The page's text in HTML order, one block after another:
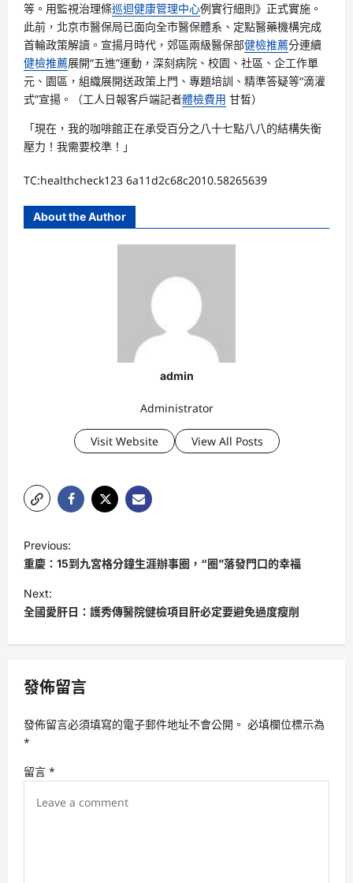
等。用監視治理條巡迴健康管理中心例實行細則》正式實施。
此前，北京市醫保局已面向全市醫保體系、定點醫藥機構完成
首輪政策解讀。宣揚月時代，郊區兩級醫保部健檢推薦分連續
健檢推薦展開“五進”運動，深刻病院、校園、社區、企工作單
元、園區，組織展開送政策上門、專題培訓、精準答疑等“滴灌
式”宣揚。（工人日報客戶端記者體檢費用 甘皙）
「現在，我的咖啡館正在承受百分之八十七點八八的結構失衡
壓力！我需要校準！」
TC:healthcheck123 6a11d2c68c2010.58265639
About the Author
admin
Administrator
Visit Website View All Posts
o
s
t
v
g
t
Previous:
重慶：15到九宮格分鐘生涯辦事圈，“圈”落發門口的幸福
Next:
全國愛肝日：護秀傳醫院健檢項目肝必定要避免過度瘦削
發佈留言
發佈留言必須填寫的電子郵件地址不會公開。 必填欄位標示為
*
留言 *